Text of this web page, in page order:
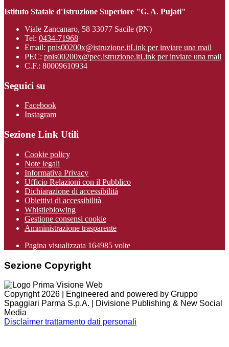
Istituto Statale d'Istruzione Superiore "G. A. Pujati"
Viale Zancanaro, 58 33077 Sacile (PN)
Tel: 0434-71968
Email: pnis00200x@istruzione.itLink per inviare una mail
PEC: pnis00200x@pec.istruzione.itLink per inviare una mail
C.F.: 80009610934
Seguici su
Facebook
Instagram
Sezione Link Utili
Cookie policy
Note legali
Informativa Privacy
Ufficio Relazioni con il Pubblico
Dichiarazione di accessibilità
Obiettivi di accessibilità
Whistleblowing
Gestione consensi cookie
Amministrazione trasparente
Pagina visualizzata 164985 volte
Sezione Copyright
Copyright 2026 | Engineered and powered by Gruppo
Spaggiari Parma S.p.A. | Divisione Publishing & New Social
Media
Disclaimer trattamento dati personali